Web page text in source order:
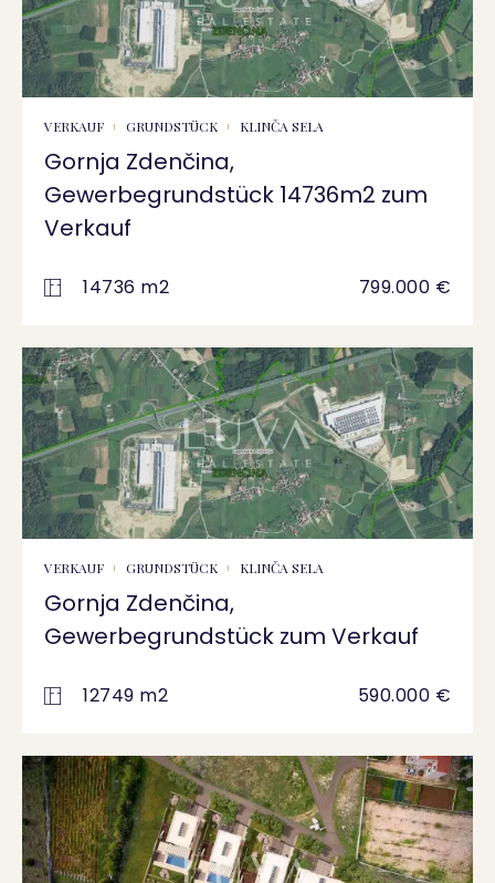
VERKAUF GRUNDSTÜCK KLINČA SELA
Gornja Zdenčina,
Gewerbegrundstück 14736m2 zum
Verkauf
14736 m2 799.000 €
VERKAUF GRUNDSTÜCK KLINČA SELA
Gornja Zdenčina,
Gewerbegrundstück zum Verkauf
12749 m2 590.000 €